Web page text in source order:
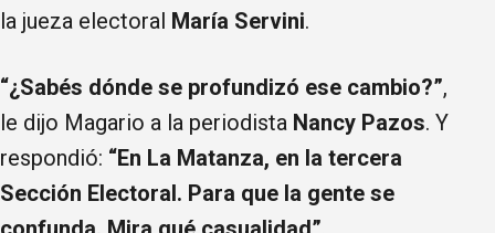
la jueza electoral María Servini.
“¿Sabés dónde se profundizó ese cambio?”,
le dijo Magario a la periodista Nancy Pazos. Y
respondió: “En La Matanza, en la tercera
Sección Electoral. Para que la gente se